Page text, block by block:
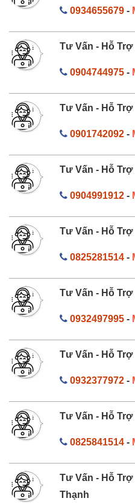
0934655679-
Tư Vấn - Hỗ
0904744975-
Tư Vấn - Hỗ
0901742092-
Tư Vấn - Hỗ
0904991912-
Tư Vấn - Hỗ
0825281514-
Tư Vấn - Hỗ
0932497995-
Tư Vấn - Hỗ
0932377972-
Tư Vấn - Hỗ
0825841514-
Tư Vấn - Hỗ
Thạnh